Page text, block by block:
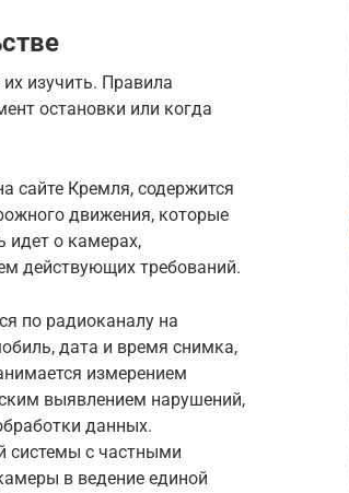
изучить. Правила
остановки или когда
сайте Кремля, содержится
движения, которые
идет о камерах,
действующих требований.
по радиоканалу на
дата и время снимка,
измерением
выявлением нарушений,
данных.
системы с частными
в ведение единой